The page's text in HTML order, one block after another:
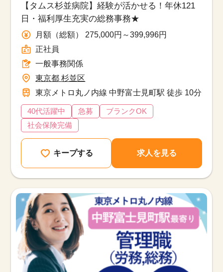
【タムス杉並病院】経験が活かせる！年休121
日・福利厚生充実の総務事務★
月額（総額） 275,000円～399,996円
正社員
一般事務関係
東京都 杉並区
東京メトロ丸ノ内線 中野富士見町駅 徒歩 10分
40代活躍中 急募
ブランクOK
社会保険完備
キープする 求人を見る